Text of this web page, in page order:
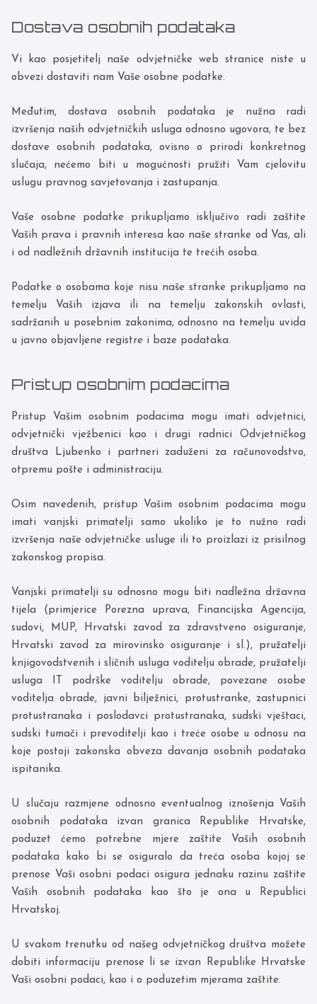
Dostava osobnih podataka
Vi kao posjetitelj naše odvjetničke web stranice niste u
obvezi dostaviti nam Vaše osobne podatke.
Međutim, dostava osobnih podataka je nužna radi
izvršenja naših odvjetničkih usluga odnosno ugovora, te bez
dostave osobnih podataka, ovisno o prirodi konkretnog
slučaja, nećemo biti u mogućnosti pružiti Vam cjelovitu
uslugu pravnog savjetovanja i zastupanja.
Vaše osobne podatke prikupljamo isključivo radi zaštite
Vaših prava i pravnih interesa kao naše stranke od Vas, ali
i od nadležnih državnih institucija te trećih osoba.
Podatke o osobama koje nisu naše stranke prikupljamo na
temelju Vaših izjava ili na temelju zakonskih ovlasti,
sadržanih u posebnim zakonima, odnosno na temelju uvida
u javno objavljene registre i baze podataka.
Pristup osobnim podacima
Pristup Vašim osobnim podacima mogu imati odvjetnici,
odvjetnički vježbenici kao i drugi radnici Odvjetničkog
društva Ljubenko i partneri zaduženi za računovodstvo,
otpremu pošte i administraciju.
Osim navedenih, pristup Vašim osobnim podacima mogu
imati vanjski primatelji samo ukoliko je to nužno radi
izvršenja naše odvjetničke usluge ili to proizlazi iz prisilnog
zakonskog propisa.
Vanjski primatelji su odnosno mogu biti nadležna državna
tijela (primjerice Porezna uprava, Financijska Agencija,
sudovi, MUP, Hrvatski zavod za zdravstveno osiguranje,
Hrvatski zavod za mirovinsko osiguranje i sl.), pružatelji
knjigovodstvenih i sličnih usluga voditelju obrade, pružatelji
usluga IT podrške voditelju obrade, povezane osobe
voditelja obrade, javni bilježnici, protustranke, zastupnici
protustranaka i poslodavci protustranaka, sudski vještaci,
sudski tumači i prevoditelji kao i treće osobe u odnosu na
koje postoji zakonska obveza davanja osobnih podataka
ispitanika.
U slučaju razmjene odnosno eventualnog iznošenja Vaših
osobnih podataka izvan granica Republike Hrvatske,
poduzet ćemo potrebne mjere zaštite Vaših osobnih
podataka kako bi se osiguralo da treća osoba kojoj se
prenose Vaši osobni podaci osigura jednaku razinu zaštite
Vaših osobnih podataka kao što je ona u Republici
Hrvatskoj.
U svakom trenutku od našeg odvjetničkog društva možete
dobiti informaciju prenose li se izvan Republike Hrvatske
Vaši osobni podaci, kao i o poduzetim mjerama zaštite.